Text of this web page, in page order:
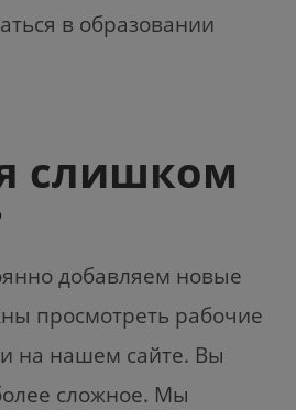
в образовании
слишком
добавляем новые
просмотреть рабочие
на нашем сайте. Вы
сложное. Мы